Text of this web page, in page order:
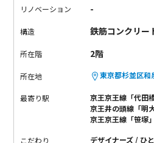
リノベーション -
構造 鉄筋コンクリー
所在階 2階
所在地 東京都杉並区
最寄り駅
京王京王線「代田
京王井の頭線「明
京王京王線「笹塚
こだわり デザイナーズ ひ